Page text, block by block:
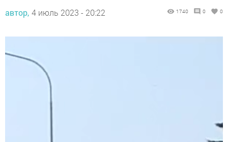
автор, 4 июль 2023 - 20:22 1740 0 0